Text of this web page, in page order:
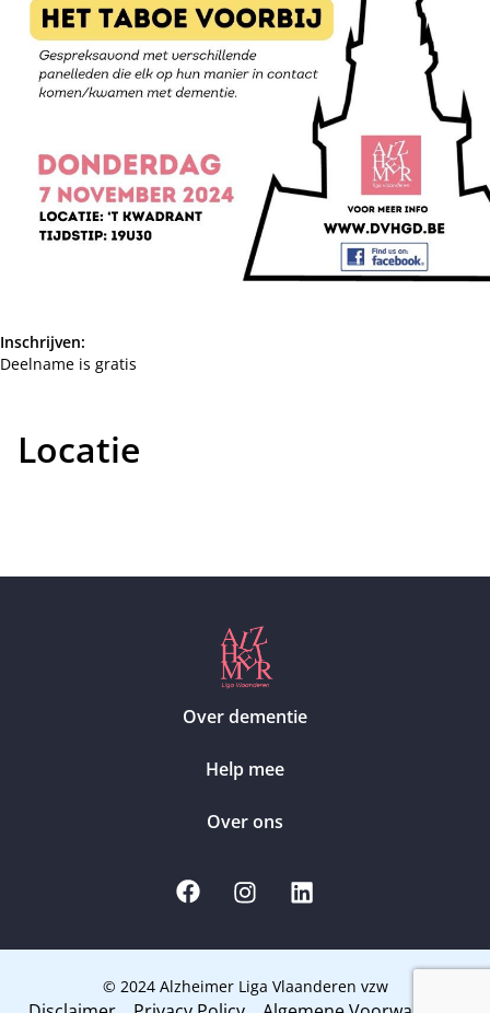
Inschrijven:
Deelname is gratis
Locatie
Over dementie
Help mee
Over ons
© 2024 Alzheimer Liga Vlaanderen vzw